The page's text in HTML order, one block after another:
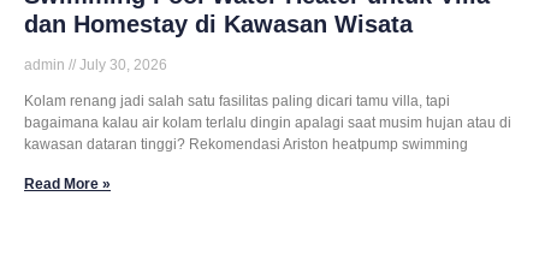
dan Homestay di Kawasan Wisata
admin July 30, 2026
Kolam renang jadi salah satu fasilitas paling dicari tamu villa, tapi
bagaimana kalau air kolam terlalu dingin apalagi saat musim hujan atau di
kawasan dataran tinggi? Rekomendasi Ariston heatpump swimming
Read More »